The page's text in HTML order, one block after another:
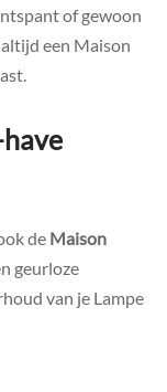
of gewoon
een Maison
de Maison
geurloze
van je Lampe